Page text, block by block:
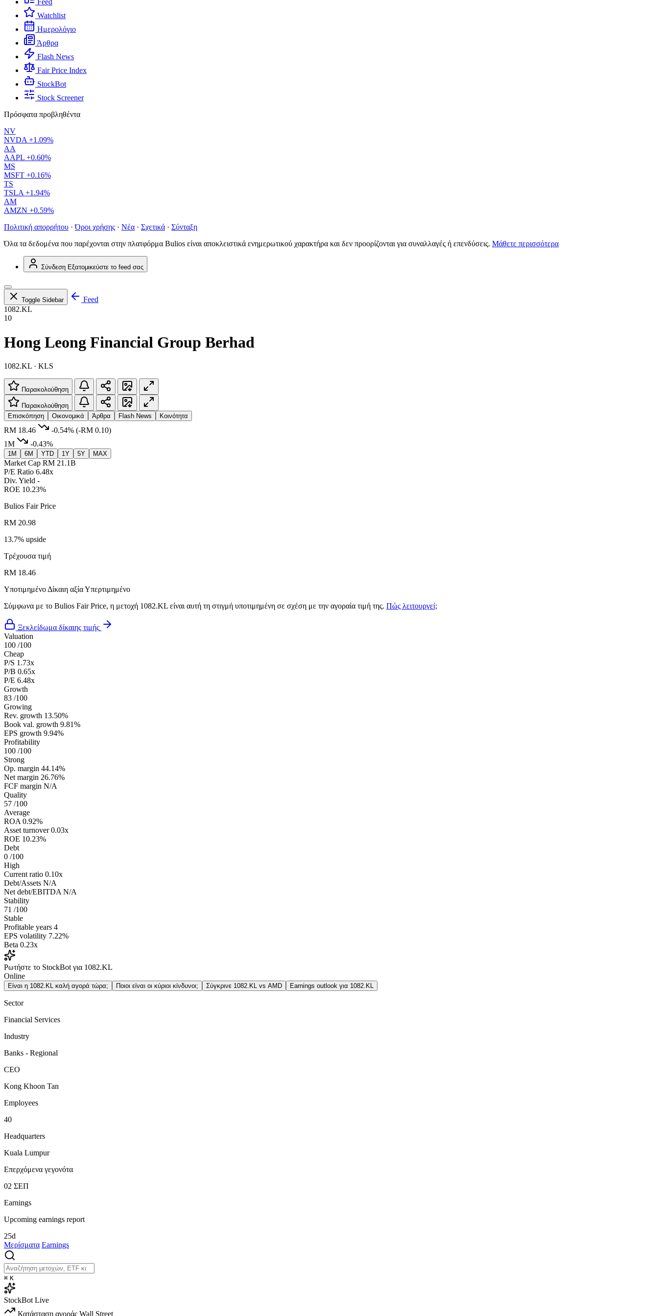
Feed
Watchlist
Ημερολόγιο
Άρθρα
Flash News
Fair Price Index
StockBot
Stock Screener
Πρόσφατα προβληθέντα
NV
NVDA +1.09%
AA
AAPL +0.60%
MS
MSFT +0.16%
TS
TSLA +1.94%
AM
AMZN +0.59%
Πολιτική απορρήτου · Όροι χρήσης · Νέα · Σχετικά · Σύνταξη
Όλα τα δεδομένα που παρέχονται στην πλατφόρμα Bulios είναι αποκλειστικά ενημερωτικού χαρακτήρα και δεν προορίζονται για συναλλαγές ή επενδύσεις. Μάθετε περισσότερα
Σύνδεση Εξατομικεύστε το feed σας
Toggle Sidebar
Feed
1082.KL
10
Hong Leong Financial Group Berhad
1082.KL · KLS
Παρακολούθηση
Παρακολούθηση
Επισκόπηση
Οικονομικά Άρθρα Flash News Κοινότητα
RM 18.46 -0.54% (-RM 0.10)
1M
-0.43%
1M 6M YTD 1Y 5Y MAX
Market Cap RM 21.1B
P/E Ratio 6.48x
Div. Yield -
ROE 10.23%
Bulios Fair Price
RM 20.98
13.7% upside
Τρέχουσα τιμή
RM 18.46
Υποτιμημένο Δίκαιη αξίαΥπερτιμημένο
Σύμφωνα με το Bulios Fair Price, η μετοχή 1082.KL είναι αυτή τη στιγμή υποτιμημένη σε σχέση με την αγοραία τιμή της. Πώς λειτουργεί;
Ξεκλείδωμα δίκαιης τιμής
Valuation
100 /100
Cheap
P/S 1.73x
P/B 0.65x
P/E 6.48x
Growth
83 /100
Growing
Rev. growth 13.50%
Book val. growth 9.81%
EPS growth 9.94%
Profitability
100 /100
Strong
Op. margin 44.14%
Net margin 26.76%
FCF margin N/A
Quality
57 /100
Average
ROA 0.92%
Asset turnover 0.03x
ROE 10.23%
Debt
0 /100
High
Current ratio 0.10x
Debt/Assets N/A
Net debt/EBITDA N/A
Stability
71 /100
Stable
Profitable years 4
EPS volatility 7.22%
Beta 0.23x
Ρωτήστε το StockBot για 1082.KL
Online
Είναι η 1082.KL καλή αγορά τώρα; Ποιοι είναι οι κύριοι κίνδυνοι; Σύγκρινε 1082.KL vs AMD Earnings outlook για 1082.KL
Sector
Financial Services
Industry
Banks - Regional
CEO
Kong Khoon Tan
Employees
40
Headquarters
Kuala Lumpur
Επερχόμενα γεγονότα
02 ΣΕΠ
Earnings
Upcoming earnings report
25d
Μερίσματα Earnings
⌘ K
StockBot Live
Κατάσταση αγοράς Wall Street